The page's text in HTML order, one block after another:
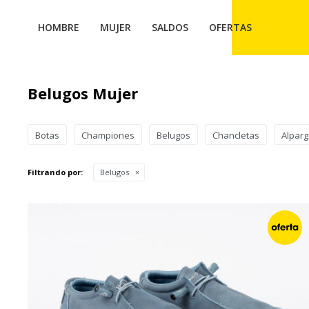
HOMBRE MUJER SALDOS OFERTAS
Belugos Mujer
Botas Championes Belugos Chancletas
Filtrando por: Belugos